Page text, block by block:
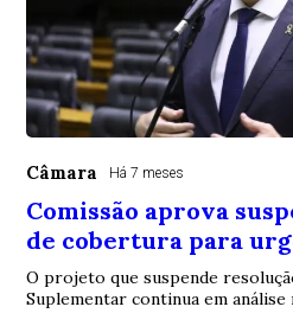
Câmara Há 7 meses
Comissão aprova
de cobertura para
O projeto que suspende
Suplementar continua em análise